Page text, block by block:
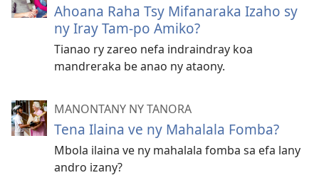
Ahoana Raha Tsy Mifanaraka Izaho sy
ny Iray Tam-po Amiko?
Tianao ry zareo nefa indraindray koa
mandreraka be anao ny ataony.
MANONTANY NY TANORA
Tena Ilaina ve ny Mahalala Fomba?
Mbola ilaina ve ny mahalala fomba sa efa lany
andro izany?